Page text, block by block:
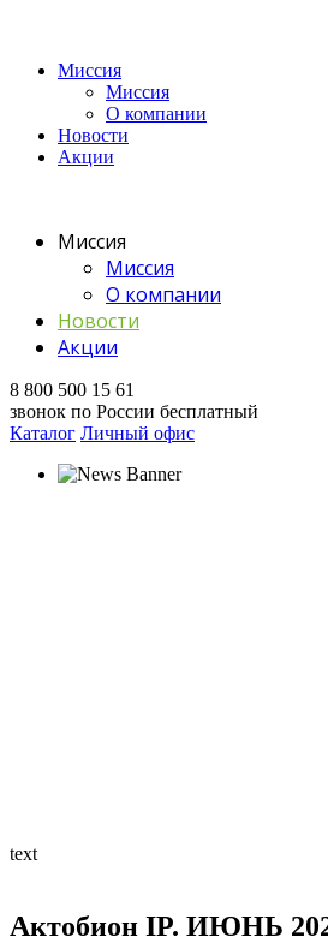
Миссия
Миссия
О компании
Новости
Акции
Миссия
Миссия
О компании
Новости
Акции
8 800 500 15 61
звонок по России бесплатный
Каталог Личный офис
text
Актобион IP. ИЮНЬ